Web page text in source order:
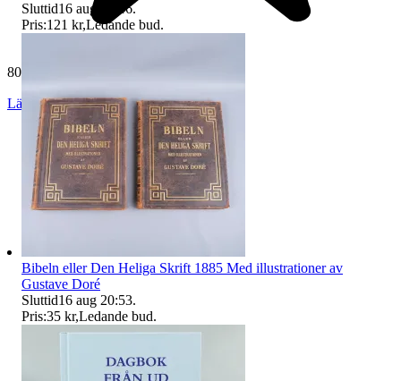
80 716 omdömen
Läs omdömen Följ
Sluttid16 aug 20:46.
Pris:121 kr,Ledande bud.
Bibeln eller Den Heliga Skrift 1885 Med illustrationer av
Gustave Doré
Sluttid16 aug 20:53.
Pris:35 kr,Ledande bud.